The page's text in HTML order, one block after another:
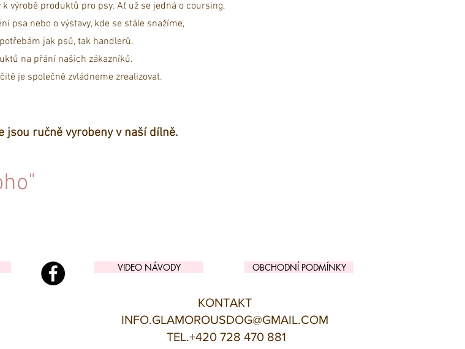
výrobě produktů pro psy. Ať už se jedná o coursing,
psa nebo o výstavy, kde se stále snažíme,
jak psů, tak handlerů.
na přání našich zákazníků.
je společně zvládneme zrealizovat.
jsou ručně vyrobeny v naší dílně.
VIDEO NÁVODY OBCHODNÍ PODMÍNKY
KONTAKT
INFO.GLAMOROUSDOG@GMAIL.COM
TEL.+420 728 470 881